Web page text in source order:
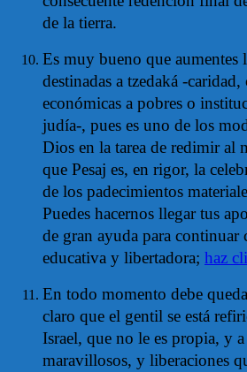
de la tierra.
Es muy bueno que aumentes
destinadas a tzedaká -
económicas a pobres o
judía-, pues es uno de los
Dios en la tarea de redimir al
que Pesaj es, en rigor, la
de los padecimientos
Puedes hacernos llegar tus
de gran ayuda para continuar
educativa y libertadora; haz
En todo momento debe
claro que el gentil se está
Israel, que no le es propia, y
maravillosos, y liberaciones